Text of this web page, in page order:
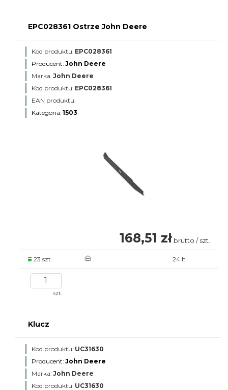
EPC028361 Ostrze John Deere
Kod produktu: EPC028361
Producent: John Deere
Marka: John Deere
Kod produktu: EPC028361
EAN produktu:
Kategoria: 1503
168,51 zł brutto / szt.
23 szt. . 24 h
szt.
Klucz
Kod produktu: UC31630
Producent: John Deere
Marka: John Deere
Kod produktu: UC31630